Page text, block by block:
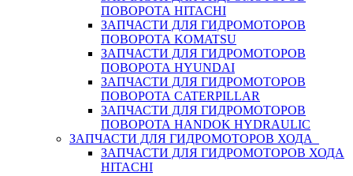
ПОВОРОТА HITACHI
ЗАПЧАСТИ ДЛЯ ГИДРОМОТОРОВ
ПОВОРОТА KOMATSU
ЗАПЧАСТИ ДЛЯ ГИДРОМОТОРОВ
ПОВОРОТА HYUNDAI
ЗАПЧАСТИ ДЛЯ ГИДРОМОТОРОВ
ПОВОРОТА CATERPILLAR
ЗАПЧАСТИ ДЛЯ ГИДРОМОТОРОВ
ПОВОРОТА HANDOK HYDRAULIC
ЗАПЧАСТИ ДЛЯ ГИДРОМОТОРОВ ХОДА
ЗАПЧАСТИ ДЛЯ ГИДРОМОТОРОВ ХОДА
HITACHI